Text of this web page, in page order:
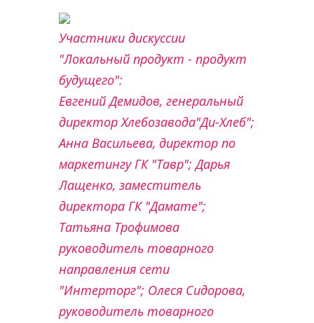
Участники дискуссии
"Локальный продукт - продукт
будущего":
Евгений Демидов, генеральный
директор Хлебозавода"Ди-Хлеб";
Анна Васильева, директор по
маркетингу ГК "Тавр"; Дарья
Лащенко, заместитель
директора ГК "Дамате";
Татьяна Трофимова
руководитель товарного
направления сети
"Интерторг"; Олеся Сидорова,
руководитель товарного